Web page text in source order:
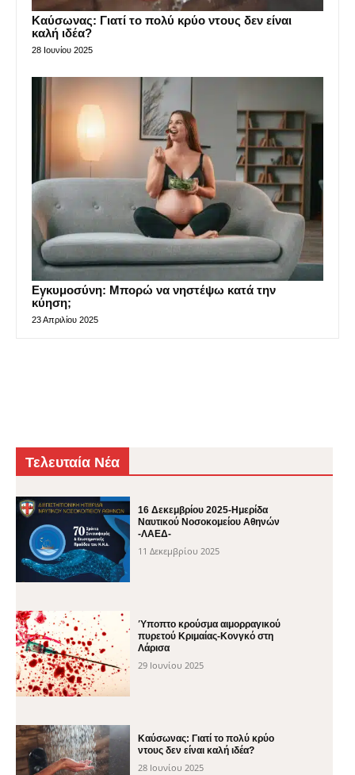
Καύσωνας: Γιατί το πολύ κρύο ντους δεν είναι
καλή ιδέα?
28 Ιουνίου 2025
Εγκυμοσύνη: Μπορώ να νηστέψω κατά την
κύηση;
23 Απριλίου 2025
Τελευταία Νέα
16 Δεκεμβρίου 2025-Ημερίδα
Ναυτικού Νοσοκομείου Αθηνών
-ΛΑΕΔ-
11 Δεκεμβρίου 2025
Ύποπτο κρούσμα αιμορραγικού
πυρετού Κριμαίας-Κονγκό στη
Λάρισα
29 Ιουνίου 2025
Καύσωνας: Γιατί το πολύ κρύο
ντους δεν είναι καλή ιδέα?
28 Ιουνίου 2025